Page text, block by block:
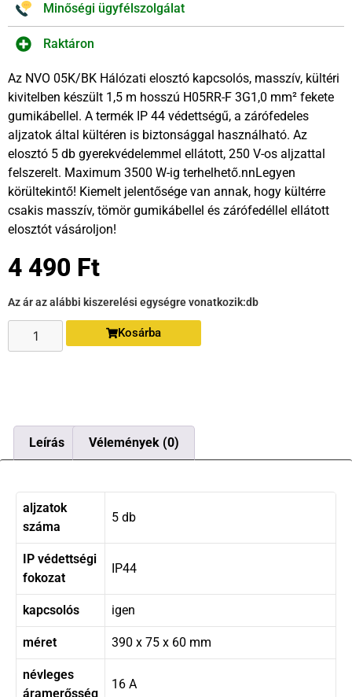
Minőségi ügyfélszolgálat
Raktáron
Az NVO 05K/BK Hálózati elosztó kapcsolós, masszív, kültéri
kivitelben készült 1,5 m hosszú H05RR-F 3G1,0 mm² fekete
gumikábellel. A termék IP 44 védettségű, a zárófedeles
aljzatok által kültéren is biztonsággal használható. Az
elosztó 5 db gyerekvédelemmel ellátott, 250 V-os aljzattal
felszerelt. Maximum 3500 W-ig terhelhető.nnLegyen
körültekintő! Kiemelt jelentősége van annak, hogy kültérre
csakis masszív, tömör gumikábellel és zárófedéllel ellátott
elosztót vásároljon!
4 490 Ft
Az ár az alábbi kiszerelési egységre vonatkozik:db
Kosárba
Leírás Vélemények (0)
aljzatok
száma
5 db
IP védettségi
fokozat
IP44
kapcsolós igen
méret 390 x 75 x 60 mm
névleges
áramerősség
16 A